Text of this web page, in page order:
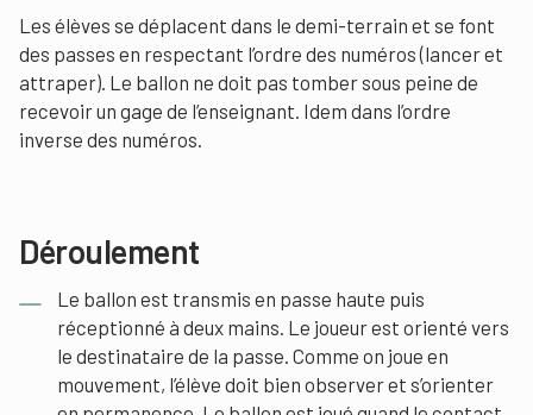
Les élèves se déplacent dans le demi-terrain et se font
des passes en respectant l’ordre des numéros (lancer et
attraper). Le ballon ne doit pas tomber sous peine de
recevoir un gage de l’enseignant. Idem dans l’ordre
inverse des numéros.
Déroulement
Le ballon est transmis en passe haute puis
réceptionné à deux mains. Le joueur est orienté vers
le destinataire de la passe. Comme on joue en
mouvement, l’élève doit bien observer et s’orienter